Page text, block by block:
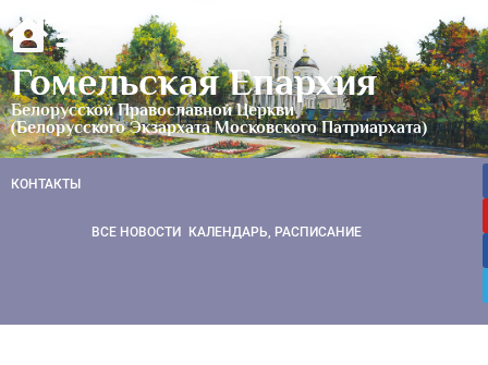
Гомельская Епархия
Белорусской Православной Церкви
(Белорусского Экзархата Московского Патриархата)
КОНТАКТЫ
ВСЕ НОВОСТИ КАЛЕНДАРЬ, РАСПИСАНИЕ